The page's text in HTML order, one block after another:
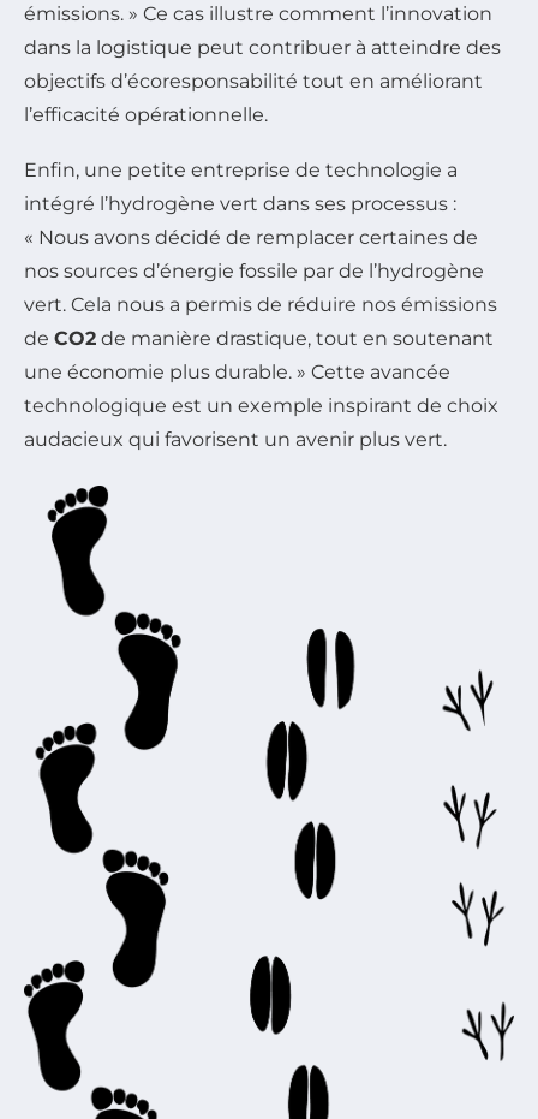
émissions. » Ce cas illustre comment l’innovation
dans la logistique peut contribuer à atteindre des
objectifs d’écoresponsabilité tout en améliorant
l’efficacité opérationnelle.
Enfin, une petite entreprise de technologie a
intégré l’hydrogène vert dans ses processus :
« Nous avons décidé de remplacer certaines de
nos sources d’énergie fossile par de l’hydrogène
vert. Cela nous a permis de réduire nos émissions
de CO2 de manière drastique, tout en soutenant
une économie plus durable. » Cette avancée
technologique est un exemple inspirant de choix
audacieux qui favorisent un avenir plus vert.